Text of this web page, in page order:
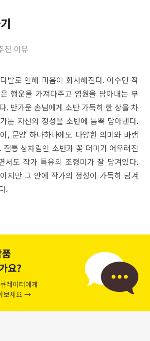
천 이유
발로 인해 마음이 화사해진다. 이수민 작
행운을 가져다주고 염원을 담아내는 부
. 반가운 손님에게 소반 가득히 한 상을 차
는 자신의 정성을 소반에 듬뿍 담아낸다.
, 문양 하나하나에도 다양한 의미와 바램
전통 상차림인 소반과 꽃 더미가 어우러진
서도 작가 특유의 조형미가 잘 담겨있다.
지만 그 안에 작가의 정성이 가득히 담겨
.
요?
레이터에게
보세요 →